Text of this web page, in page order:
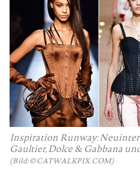
Inspiration Runway:
Gaultier, Dolce & Gabbana
(Bild: © CATWALKPIX.COM)